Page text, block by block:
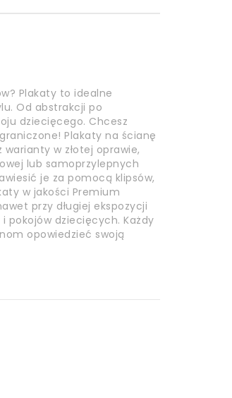
Plakaty to idealne
Od abstrakcji po
dziecięcego. Chcesz
Plakaty na ścianę
w złotej oprawie,
lub samoprzylepnych
je za pomocą klipsów,
w jakości Premium
przy długiej ekspozycji
pokojów dziecięcych. Każdy
opowiedzieć swoją